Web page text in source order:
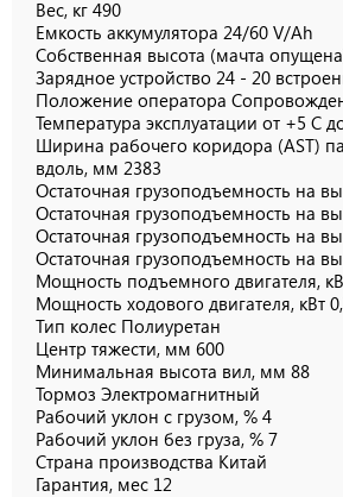
Вес, кг 490
Емкость аккумулятора 24/60 V/Ah
Собственная высота (мачта
Зарядное устройство 24 - 20
Положение оператора
Температура эксплуатации от +5 С
Ширина рабочего коридора (AST)
вдоль, мм 2383
Остаточная грузоподъемность на
Остаточная грузоподъемность на
Остаточная грузоподъемность на
Остаточная грузоподъемность на
Мощность подъемного двигателя,
Мощность ходового двигателя, кВт
Тип колес Полиуретан
Центр тяжести, мм 600
Минимальная высота вил, мм 88
Тормоз Электромагнитный
Рабочий уклон с грузом, % 4
Рабочий уклон без груза, % 7
Страна производства Китай
Гарантия, мес 12